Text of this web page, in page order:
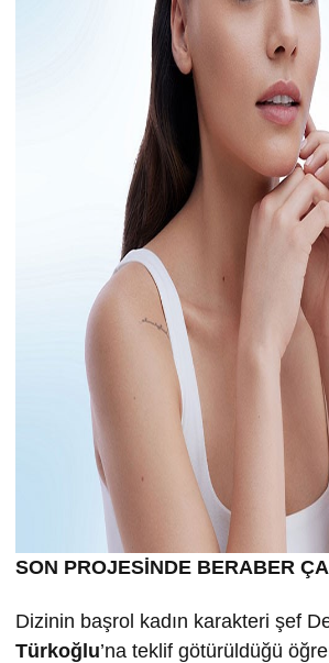
SON PROJESİNDE BERABER
Dizinin başrol kadın karakteri şef
Türkoğlu’na teklif götürüldüğü